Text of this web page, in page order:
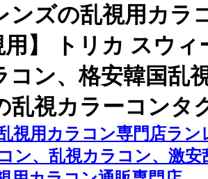
ンズの乱視用カ
】 トリカ スウィ
ン、格安韓国乱
乱視カラーコンタ
視用カラコン専門店ラ
ン、乱視カラコン、激